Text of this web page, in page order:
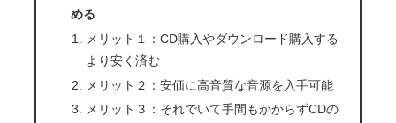
める
メリット１：CD購入やダウンロード購入する
より安く済む
メリット２：安価に高音質な音源を入手可能
メリット３：それでいて手間もかからずCDの